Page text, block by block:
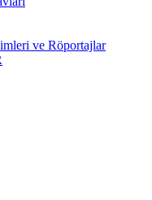
ve Röportajlar